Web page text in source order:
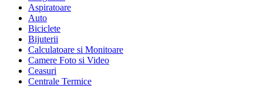
Aspiratoare
Auto
Biciclete
Bijuterii
Calculatoare si Monitoare
Camere Foto si Video
Ceasuri
Centrale Termice